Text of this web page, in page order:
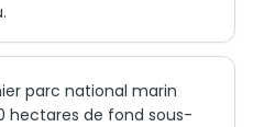
parc national marin
hectares de fond sous-